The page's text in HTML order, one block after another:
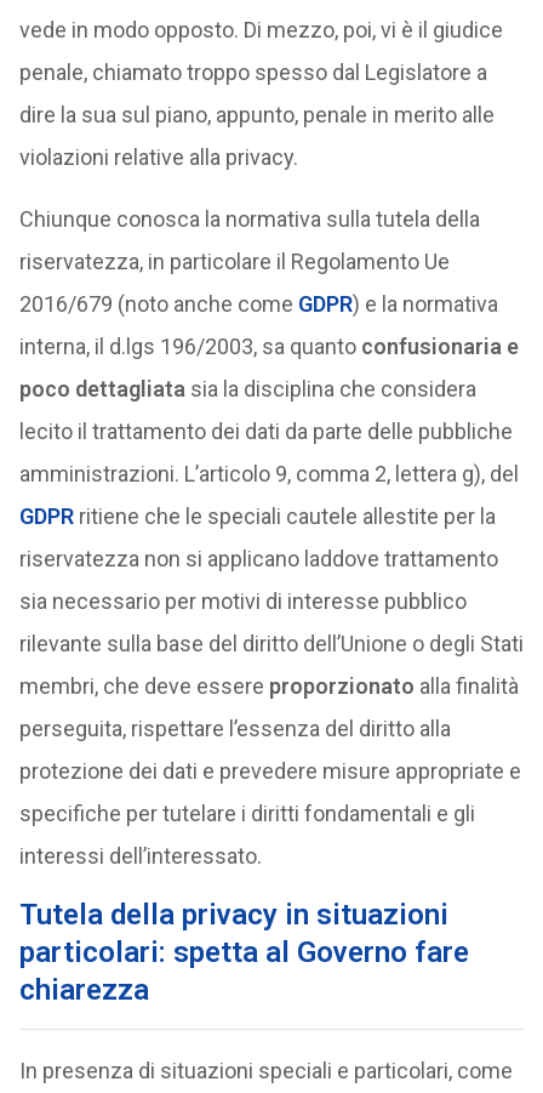
vede in modo opposto. Di mezzo, poi, vi è il giudice
penale, chiamato troppo spesso dal Legislatore a
dire la sua sul piano, appunto, penale in merito alle
violazioni relative alla privacy.
Chiunque conosca la normativa sulla tutela della
riservatezza, in particolare il Regolamento Ue
2016/679 (noto anche come GDPR) e la normativa
interna, il d.lgs 196/2003, sa quanto confusionaria e
poco dettagliata sia la disciplina che considera
lecito il trattamento dei dati da parte delle pubbliche
amministrazioni. L’articolo 9, comma 2, lettera g), del
GDPRritiene che le speciali cautele allestite per la
riservatezza non si applicano laddove trattamento
sia necessario per motivi di interesse pubblico
rilevante sulla base del diritto dell’Unione o degli Stati
membri, che deve essere proporzionato alla finalità
perseguita, rispettare l’essenza del diritto alla
protezione dei dati e prevedere misure appropriate e
specifiche per tutelare i diritti fondamentali e gli
interessi dell’interessato.
Tutela della privacy in situazioni
particolari: spetta al Governo fare
chiarezza
In presenza di situazioni speciali e particolari, come